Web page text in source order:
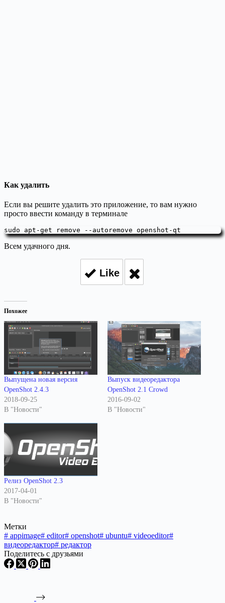
Как удалить
Если вы решите удалить это приложение, то вам нужно
просто ввести команду в терминале
sudo apt-get remove --autoremove openshot-qt
Всем удачного дня.
Like
Похожее
Выпущена новая версия
OpenShot 2.4.3
2018-09-25
В "Новости"
Выпуск видеоредактора
OpenShot 2.1 Crowd
2016-09-02
В "Новости"
Релиз OpenShot 2.3
2017-04-01
В "Новости"
Метки
# appimage# editor# openshot# ubuntu# videoeditor#
видеоредактор# редактор
Поделитесь с друзьями